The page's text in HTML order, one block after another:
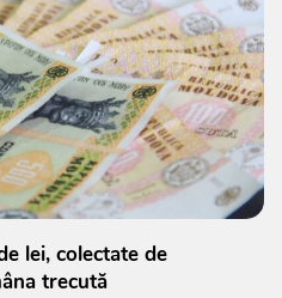
lei, colectate de
trecută